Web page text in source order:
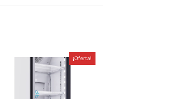
¡Oferta!